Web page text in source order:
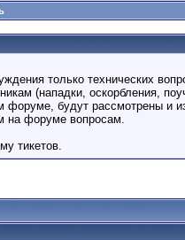
только технических
(нападки, оскорбления,
будут рассмотрены и
на форуме вопросам.
тикетов.